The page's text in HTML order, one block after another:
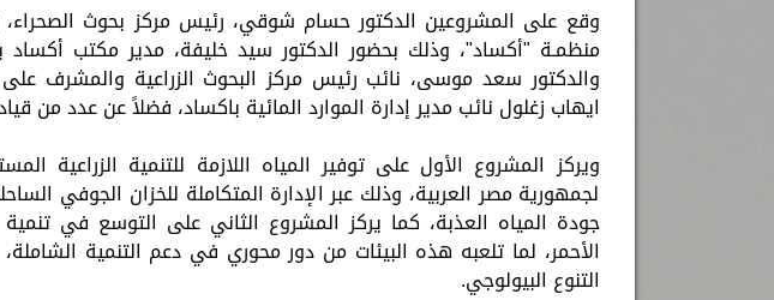
​وقع على المشروعين الدكتور حسام شوقي، رئيس مركز بحوث الصحراء،
منظمـة "أكساد"، وذلك بحضور الدكتور سيد خليفة، مدير مكتب أكساد
والدكتور سعد موسى، نائب رئيس مركز البحوث الزراعية والمشرف على
ايهاب زغلول نائب مدير إدارة الموارد المائية باكساد، فضلاً عن عدد من
ويركز المشروع الأول على توفير المياه اللازمة للتنمية الزراعية
لجمهورية مصر العربية، وذلك عبر الإدارة المتكاملة للخزان الجوفي
جودة المياه العذبة، كما يركز المشروع الثاني على التوسع في
الأحمر، لما تلعبه هذه البيئات من دور محوري في دعم التنمية
التنوع البيولوجي.